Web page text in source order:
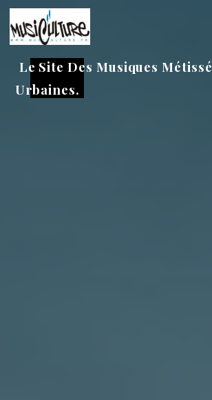
Aller
au
contenu
Le Site Des Musiques
Urbaines.